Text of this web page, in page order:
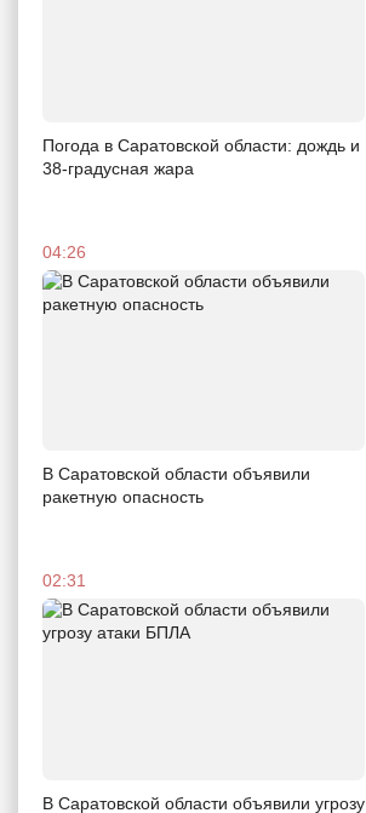
Погода в Саратовской области: дождь и
38-градусная жара
04:26
В Саратовской области объявили
ракетную опасность
02:31
В Саратовской области объявили угрозу